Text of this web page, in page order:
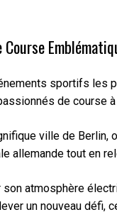
sportifs les
de course
ville de
allemande tout en
atmosphère
un nouveau